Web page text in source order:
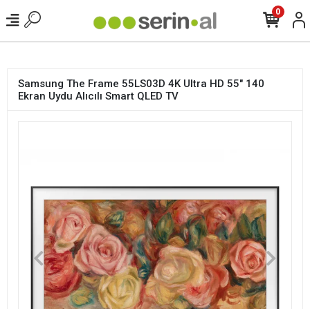
0
Samsung The Frame 55LS03D 4K Ultra HD 55" 140
Ekran Uydu Alıcılı Smart QLED TV